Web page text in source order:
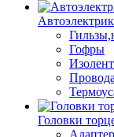
Гофры
Провода
Головки